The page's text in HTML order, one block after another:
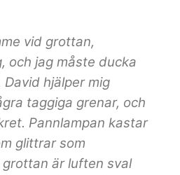
vid grottan,
och jag måste ducka
hjälper mig
taggiga grenar, och
Pannlampan kastar
glittrar som
grottan är luften sval